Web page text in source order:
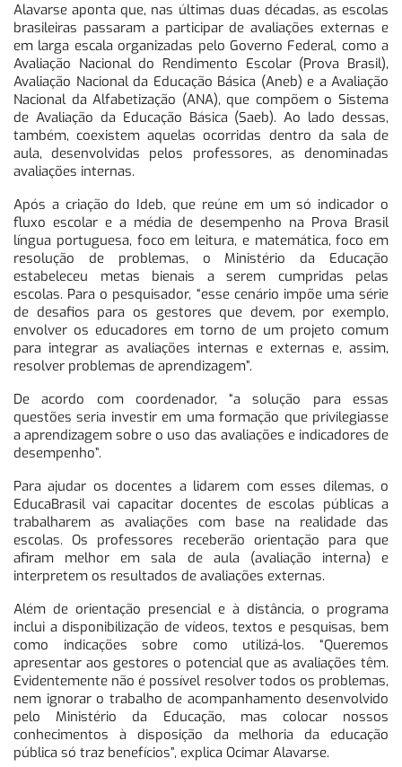
Alavarse aponta que, nas últimas duas décadas, as escolas
brasileiras passaram a participar de avaliações externas e
em larga escala organizadas pelo Governo Federal, como a
Avaliação Nacional do Rendimento Escolar (Prova Brasil),
Avaliação Nacional da Educação Básica (Aneb) e a Avaliação
Nacional da Alfabetização (ANA), que compõem o Sistema
de Avaliação da Educação Básica (Saeb). Ao lado dessas,
também, coexistem aquelas ocorridas dentro da sala de
aula, desenvolvidas pelos professores, as denominadas
avaliações internas.
Após a criação do Ideb, que reúne em um só indicador o
fluxo escolar e a média de desempenho na Prova Brasil
língua portuguesa, foco em leitura, e matemática, foco em
resolução de problemas, o Ministério da Educação
estabeleceu metas bienais a serem cumpridas pelas
escolas. Para o pesquisador, “esse cenário impõe uma série
de desafios para os gestores que devem, por exemplo,
envolver os educadores em torno de um projeto comum
para integrar as avaliações internas e externas e, assim,
resolver problemas de aprendizagem”.
De acordo com coordenador, “a solução para essas
questões seria investir em uma formação que privilegiasse
a aprendizagem sobre o uso das avaliações e indicadores de
desempenho”.
Para ajudar os docentes a lidarem com esses dilemas, o
EducaBrasil vai capacitar docentes de escolas públicas a
trabalharem as avaliações com base na realidade das
escolas. Os professores receberão orientação para que
afiram melhor em sala de aula (avaliação interna) e
interpretem os resultados de avaliações externas.
Além de orientação presencial e à distância, o programa
inclui a disponibilização de vídeos, textos e pesquisas, bem
como indicações sobre como utilizá-los. “Queremos
apresentar aos gestores o potencial que as avaliações têm.
Evidentemente não é possível resolver todos os problemas,
nem ignorar o trabalho de acompanhamento desenvolvido
pelo Ministério da Educação, mas colocar nossos
conhecimentos à disposição da melhoria da educação
pública só traz benefícios”, explica Ocimar Alavarse.